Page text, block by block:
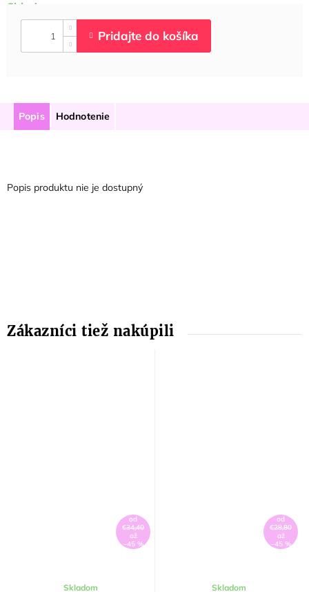
Popis Hodnotenie
Popis produktu nie je dostupný
od
€34,40
až
–45 %
Skladom
od
€28,80
až
–45 %
Skladom